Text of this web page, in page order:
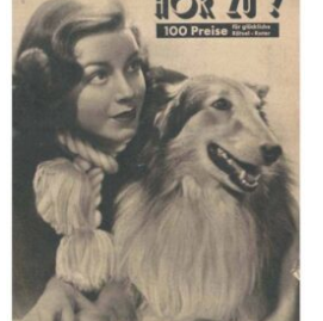
HÖR ZU! – 1949, NUMMER 10,
Woche vom 27. Februar bis 05.
März